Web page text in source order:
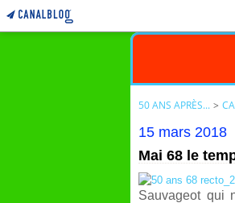
50 ANS APRÈS... >
15 mars 2018
Mai 68 le
Sauvageot qui